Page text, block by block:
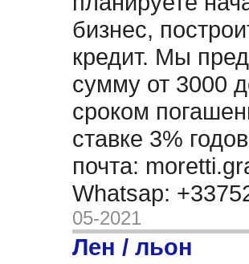
бизнес,
кредит. Мы
сумму от 3000
сроком
ставке 3%
почта:
Whatsap:
05-2021
Лен / льон